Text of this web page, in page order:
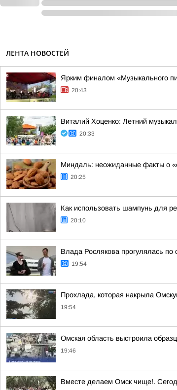
ЛЕНТА НОВОСТЕЙ
Ярким финалом «Музыкального
20:43
Виталий Хоценко: Летний
20:33
Миндаль: неожиданные факты о
20:25
Как использовать шампунь для
20:10
Влада Рослякова прогулялась
19:54
Прохлада, которая накрыла
19:54
Омская область выстроила
19:46
Вместе делаем Омск чище!.